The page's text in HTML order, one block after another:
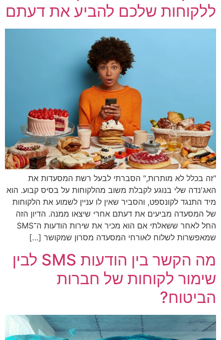
ללקוחות שלכם להביע את דעתם
"זה בכלל לא מותרות," הסברתי לבעל רשת המסעדות את
האג'נדה שלי בנוגע לקבלת משוב מהלקוחות על בסיס קבוע. הוא
מיד התנגד לקונספט, והסביר שאין לו עניין לשמוע את הלקוחות
של המסעדה מביעים את דעתם אחרי שיצאו ממנה. הדיון הזה
החל לאחר ששאלתי אם הוא מכיר את שירות הודעות ה־SMS
שמאפשרות לשלוח לאורחי המסעדה מסרון שמקושר […]
מה הקשר בין הודעות SMS לבין
שימור לקוחות של חברות
הביטוח?